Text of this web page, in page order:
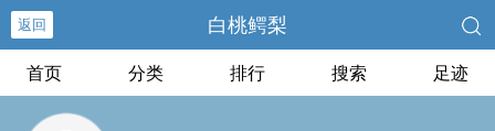
返回 白桃鳄梨
首页 分类 排行 搜索 足迹